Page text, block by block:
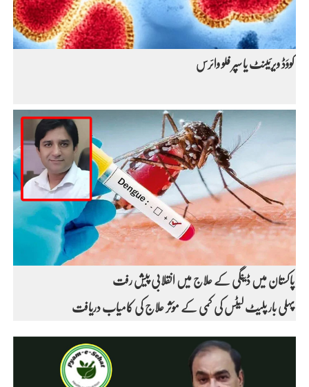
کووَڈ ویرئینٹ یا سپر فلو وائرس
پاکستان میں ڈینگی کے علاج میں انقلابی پیش رفت
پہلی بار پلیٹ لیٹس کی کمی کے مؤثر علاج کی کامیاب دریافت